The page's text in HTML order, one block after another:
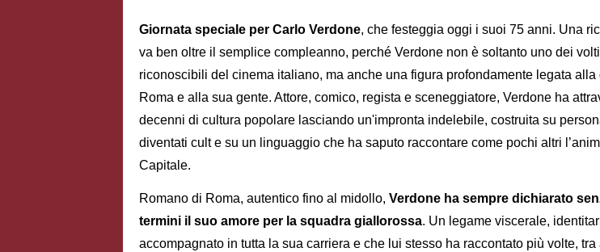
Giornata speciale per Carlo Verdone, che festeggia oggi i suoi 75 anni. Una
va ben oltre il semplice compleanno, perché Verdone non è soltanto uno dei
riconoscibili del cinema italiano, ma anche una figura profondamente legata alla
Roma e alla sua gente. Attore, comico, regista e sceneggiatore, Verdone ha
decenni di cultura popolare lasciando un'impronta indelebile, costruita su
diventati cult e su un linguaggio che ha saputo raccontare come pochi altri
Capitale.
Romano di Roma, autentico fino al midollo, Verdone ha sempre dichiarato
termini il suo amore per la squadra giallorossa. Un legame viscerale,
accompagnato in tutta la sua carriera e che lui stesso ha raccontato più volte, tra